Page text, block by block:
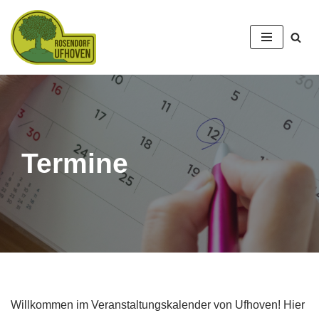
Zum
Inhalt
springen
Termine
Willkommen im Veranstaltungskalender von Ufhoven! Hier